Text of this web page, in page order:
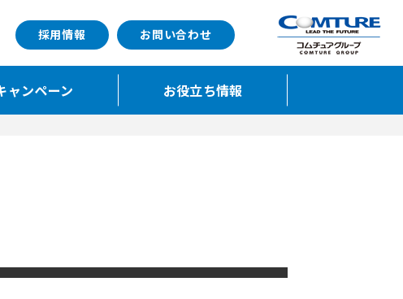
採用情報 お問い合わせ
ャンペーン お役立ち情報